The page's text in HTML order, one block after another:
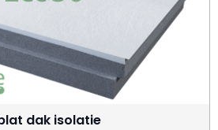
dak isolatie